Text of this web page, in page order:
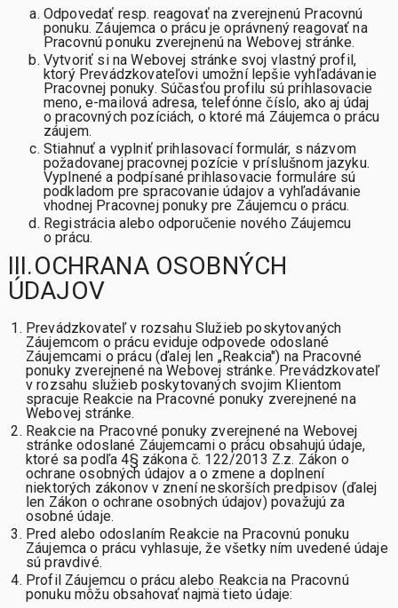
Odpovedať resp. reagovať na zverejnenú Pracovnú
ponuku. Záujemca o prácu je oprávnený reagovať na
Pracovnú ponuku zverejnenú na Webovej stránke.
Vytvoriť si na Webovej stránke svoj vlastný profil,
ktorý Prevádzkovateľovi umožní lepšie vyhľadávanie
Pracovnej ponuky. Súčasťou profilu sú prihlasovacie
meno, e-mailová adresa, telefónne číslo, ako aj údaj
o pracovných pozíciách, o ktoré má Záujemca o prácu
záujem.
Stiahnuť a vyplniť prihlasovací formulár, s názvom
požadovanej pracovnej pozície v príslušnom jazyku.
Vyplnené a podpísané prihlasovacie formuláre sú
podkladom pre spracovanie údajov a vyhľadávanie
vhodnej Pracovnej ponuky pre Záujemcu o prácu.
Registrácia alebo odporučenie nového Záujemcu
o prácu.
III.OCHRANA OSOBNÝCH
ÚDAJOV
Prevádzkovateľ v rozsahu Služieb poskytovaných
Záujemcom o prácu eviduje odpovede odoslané
Záujemcami o prácu (ďalej len „Reakcia") na Pracovné
ponuky zverejnené na Webovej stránke. Prevádzkovateľ
v rozsahu služieb poskytovaných svojim Klientom
spracuje Reakcie na Pracovné ponuky zverejnené na
Webovej stránke.
Reakcie na Pracovné ponuky zverejnené na Webovej
stránke odoslané Záujemcami o prácu obsahujú údaje,
ktoré sa podľa 4§ zákona č. 122/2013 Z.z. Zákon o
ochrane osobných údajov a o zmene a doplnení
niektorých zákonov v znení neskorších predpisov (ďalej
len Zákon o ochrane osobných údajov) považujú za
osobné údaje.
Pred alebo odoslaním Reakcie na Pracovnú ponuku
Záujemca o prácu vyhlasuje, že všetky ním uvedené údaje
sú pravdivé.
Profil Záujemcu o prácu alebo Reakcia na Pracovnú
ponuku môžu obsahovať najmä tieto údaje: